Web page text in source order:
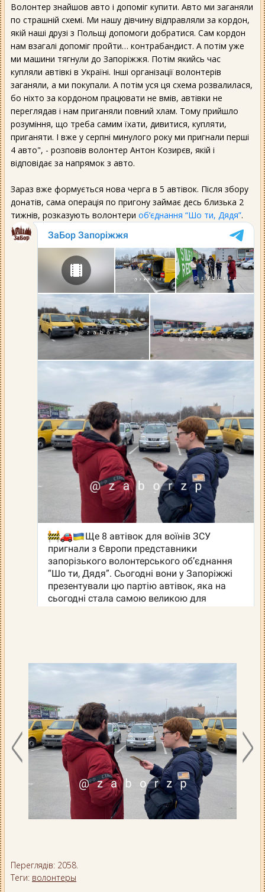
Волонтер знайшов авто і допоміг купити. Авто ми заганяли
по страшній схемі. Ми нашу дівчину відправляли за кордон,
якій наші друзі з Польщі допомоги добратися. Сам кордон
нам взагалі допоміг пройти… контрабандист. А потім уже
ми машини тягнули до Запоріжжя. Потім якийсь час
купляли автівкі в Україні. Інші організації волонтерів
заганяли, а ми покупали. А потім уся ця схема розвалилася,
бо ніхто за кордоном працювати не вмів, автівки не
переглядав і нам приганяли повний хлам. Тому прийшло
розуміння, що треба самим їхати, дивитися, купляти,
приганяти. І вже у серпні минулого року ми пригнали перші
4 авто", - розповів волонтер Антон Козирєв, якій і
відповідає за напрямок з авто.
Зараз вже формується нова черга в 5 автівок. Після збору
донатів, сама операція по пригону займає десь близька 2
тижнів, розказують волонтери об’єднання “Шо ти, Дядя”.
Переглядів: 2058.
Теги: волонтеры